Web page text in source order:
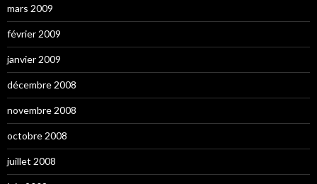
mars 2009
février 2009
janvier 2009
décembre 2008
novembre 2008
octobre 2008
juillet 2008